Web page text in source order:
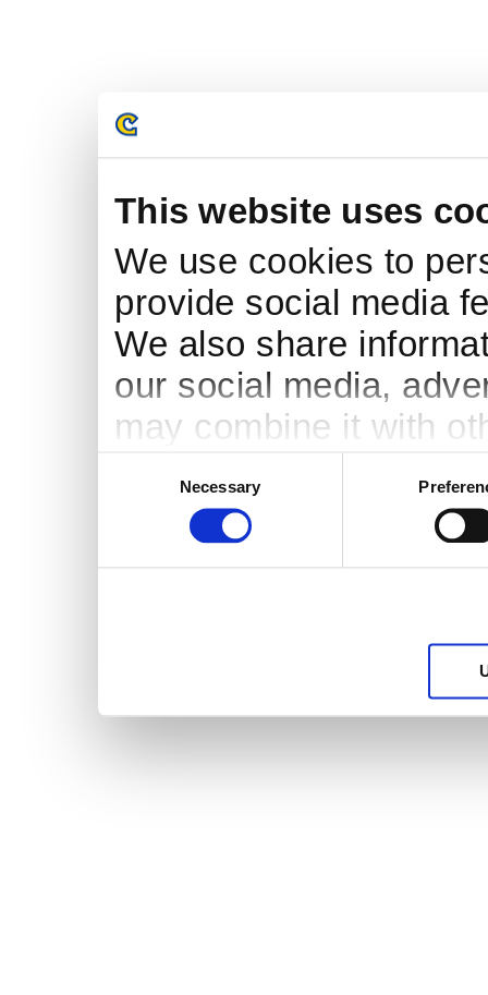
This website uses
We use cookies to
provide social media
We also share
our social media,
may combine it with
services.
Necessary